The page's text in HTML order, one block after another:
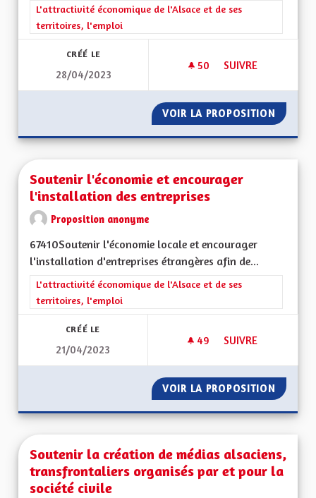
Filtrer les résultats de la catégorie : L'attractivité
L'attractivité économique de l'Alsace et de ses
territoires, l'emploi
CRÉÉ LE
28/04/2023
50 50 ABONNÉS
SUIVRE
VOIR LA PROPOSITION
Soutenir l'économie et encourager
l'installation des entreprises
Proposition anonyme
67410Soutenir l'économie locale et encourager
l'installation d'entreprises étrangères afin de...
Filtrer les résultats de la catégorie : L'attractivité
L'attractivité économique de l'Alsace et de ses
territoires, l'emploi
CRÉÉ LE
21/04/2023
49 49 ABONNÉS
SUIVRE
VOIR LA PROPOSITION
Soutenir la création de médias alsaciens,
transfrontaliers organisés par et pour la
société civile